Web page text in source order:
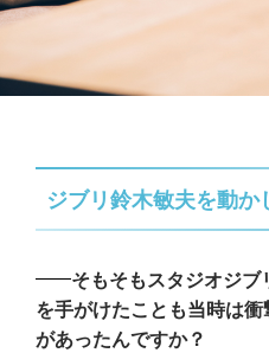
ジブリ鈴木敏夫を動
そもそもスタジオジ
を手がけたことも当時は
があったんですか？